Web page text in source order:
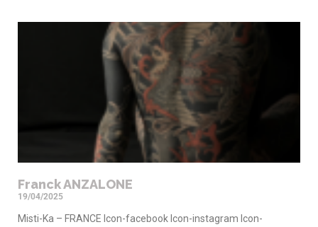
Franck ANZALONE
19/04/2025
Misti-Ka – FRANCE Icon-facebook Icon-instagram Icon-